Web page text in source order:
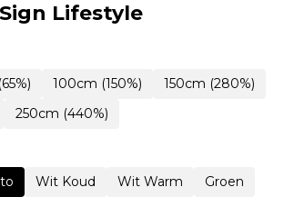
Lifestyle
100cm (150%)
150cm (280%)
250cm (440%)
Wit Koud Wit Warm
Groen